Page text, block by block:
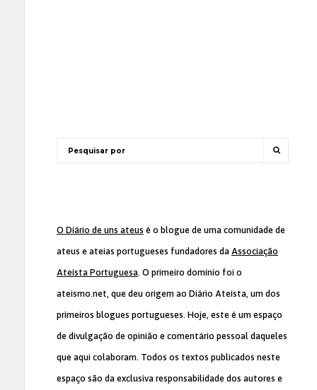
O Diário de uns ateus é o blogue de uma comunidade de
ateus e ateias portugueses fundadores da Associação
Ateísta Portuguesa. O primeiro domínio foi o
ateismo.net, que deu origem ao Diário Ateísta, um dos
primeiros blogues portugueses. Hoje, este é um espaço
de divulgação de opinião e comentário pessoal daqueles
que aqui colaboram. Todos os textos publicados neste
espaço são da exclusiva responsabilidade dos autores e